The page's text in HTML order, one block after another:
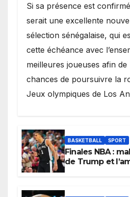
Si sa présence est
serait une excellente
sélection sénégalaise, qui
cette échéance avec
meilleures joueuses afin de
chances de poursuivre la
Jeux olympiques de Los
BASKETBALL SPORT
Finales NBA :
de Trump et